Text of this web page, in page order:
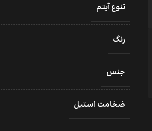
تنوع آیتم
رنگ
جنس
ضخامت استیل